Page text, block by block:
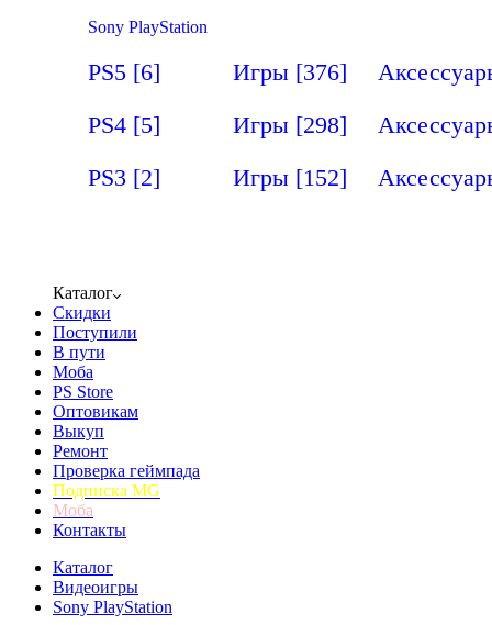
Sony PlayStation
PS5 [6] Игры [376]
PS4 [5] Игры [298]
PS3 [2] Игры [152]
Каталог
Скидки
Поступили
В пути
Моба
PS Store
Оптовикам
Выкуп
Ремонт
Проверка геймпада
Подписка MG
Моба
Контакты
Каталог
Видеоигры
Sony PlayStation